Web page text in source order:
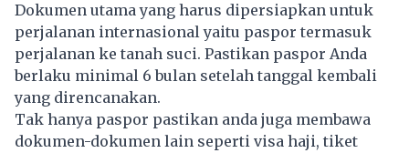
Dokumen utama yang harus dipersiapkan untuk
perjalanan internasional yaitu paspor termasuk
perjalanan ke tanah suci. Pastikan paspor Anda
berlaku minimal 6 bulan setelah tanggal kembali
yang direncanakan.
Tak hanya paspor pastikan anda juga membawa
dokumen-dokumen lain seperti visa haji, tiket